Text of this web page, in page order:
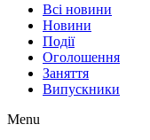
Всі новини
Новини
Події
Оголошення
Заняття
Випускники
Menu